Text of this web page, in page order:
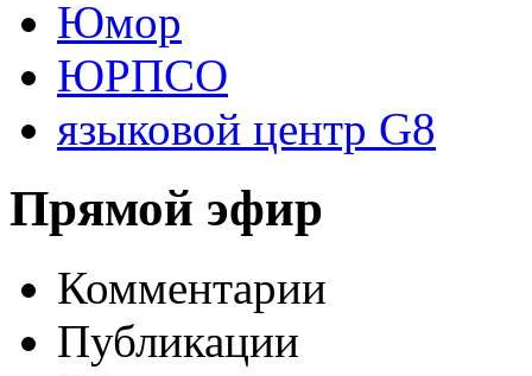
Юмор
ЮРПСО
языковой центр G8
Прямой эфир
Комментарии
Публикации